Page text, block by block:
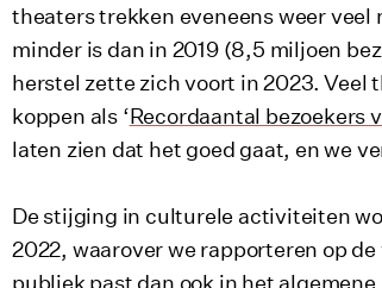
theaters trekken eveneens weer veel
minder is dan in 2019 (8,5 miljoen
herstel zette zich voort in 2023. Veel
koppen als ‘Recordaantal bezoekers
laten zien dat het goed gaat, en we
De stijging in culturele activiteiten
2022, waarover we rapporteren op
publiek past dan ook in het